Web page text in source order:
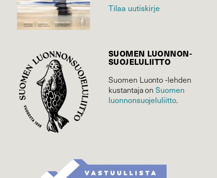
Tilaa uutiskirje
SUOMEN LUONNON­
SUOJELU­LIITTO
Suomen Luonto -lehden
kustantaja onSuomen
luonnonsuojelu­liitto.